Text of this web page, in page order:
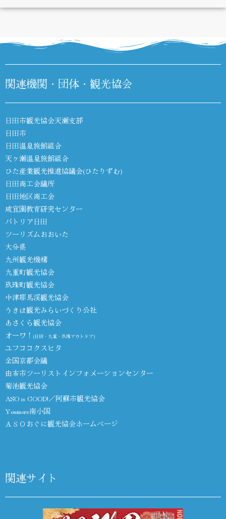
DIARY
関連機関・団体・観光協会
日田市観光協会天瀬支部
日田市
日田温泉旅館組合
天ヶ瀬温泉旅館組合
ひた産業観光推進協議会(ひたりずむ)
日田商工会議所
日田地区商工会
咸宜園教育研究センター
パトリア日田
ツーリズムおおいた
大分県
九州観光機構
九重町観光協会
玖珠町観光協会
中津耶馬渓観光協会
うきは観光みらいづくり公社
あさくら観光協会
オーワ！ (日田・九重・玖珠アウトドア)
ユフココクスヒタ
全国京都会議
由布市ツーリストインフォメーションセンター
菊池観光協会
ASO is GOOD!／阿蘇市観光協会
Youmore南小国
ＡＳＯおぐに観光協会ホームページ
関連サイト